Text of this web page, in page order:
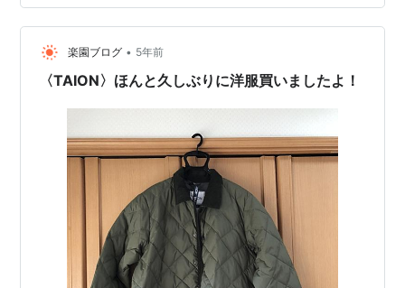
楽園ブログ • 5年前
〈TAION〉ほんと久しぶりに洋服買いましたよ！